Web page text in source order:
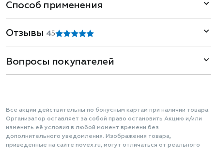
Способ применения
Отзывы 45
Вопросы покупателей
Все акции действительны по бонусным картам при наличии товара.
Организатор оставляет за собой право остановить Акцию и/или
изменить её условия в любой момент времени без
дополнительного уведомления. Изображения товара,
приведенные на сайте novex.ru, могут отличаться от реального